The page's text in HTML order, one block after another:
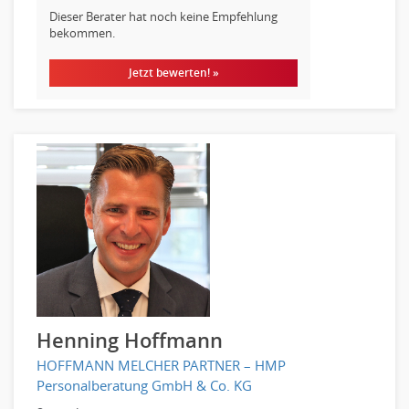
Raumgestaltung
Reiseverkehr, Touristik
Sicherheitsdienste, Schutzdienste
Automatisierungstechnik
Energie und Umwelttechnik
Entwicklung
Fahrzeugtechnik
Fertigungstechnik
gebaeude-versorgungs-sicherheitstechnik
Kunststofftechnik
Leitung, Teamleitung
Luft- und Raumfahrttechnik
Maschinenbau
Materialwissenschaft
Dieser Berater hat noch keine Empfehlung
bekommen.
Jetzt bewerten! »
Henning Hoffmann
HOFFMANN MELCHER PARTNER – HMP
Personalberatung GmbH & Co. KG